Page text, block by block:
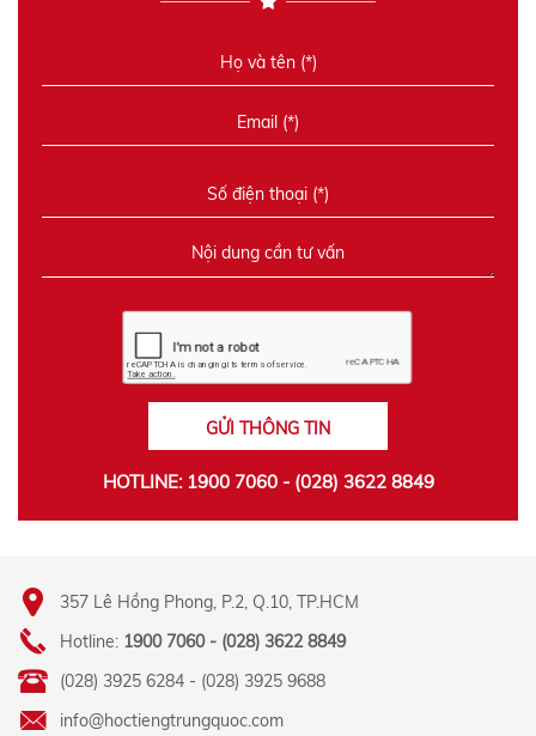
GỬI THÔNG TIN
HOTLINE: 1900 7060 - (028) 3622 8849
357 Lê Hồng Phong, P.2, Q.10, TP.HCM
Hotline: 1900 7060 - (028) 3622 8849
(028) 3925 6284 - (028) 3925 9688
info@hoctiengtrungquoc.com